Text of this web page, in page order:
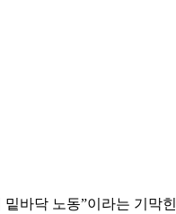
바닥 노동”이라는 기막